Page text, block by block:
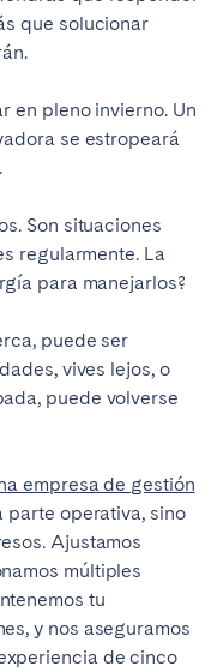
que solucionar
en pleno invierno. Un
se estropeará
Son situaciones
regularmente. La
para manejarlos?
puede ser
vives lejos, o
puede volverse
empresa de gestión
parte operativa, sino
Ajustamos
múltiples
tu
y nos aseguramos
de cinco
Cerrar